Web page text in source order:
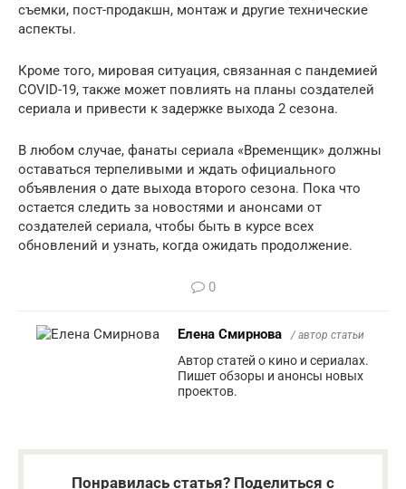
съемки, пост-продакшн, монтаж и другие технические
аспекты.
Кроме того, мировая ситуация, связанная с пандемией
COVID-19, также может повлиять на планы создателей
сериала и привести к задержке выхода 2 сезона.
В любом случае, фанаты сериала «Временщик» должны
оставаться терпеливыми и ждать официального
объявления о дате выхода второго сезона. Пока что
остается следить за новостями и анонсами от
создателей сериала, чтобы быть в курсе всех
обновлений и узнать, когда ожидать продолжение.
0
Елена Смирнова / автор статьи
Автор статей о кино и сериалах.
Пишет обзоры и анонсы новых
проектов.
Понравилась статья? Поделиться с